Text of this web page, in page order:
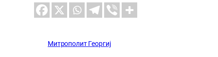
Митрополит Георгиј